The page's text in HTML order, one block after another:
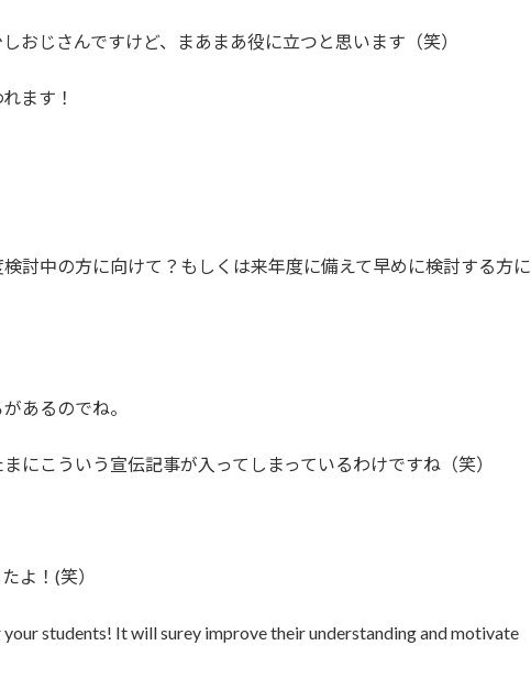
おじさんですけど、まあまあ役に立つと思います（笑）
ます！
討中の方に向けて？もしくは来年度に備えて早めに検討する方に
あるのでね。
にこういう宣伝記事が入ってしまっているわけですね（笑）
よ！(笑）
students! It will surey improve their understanding and motivate